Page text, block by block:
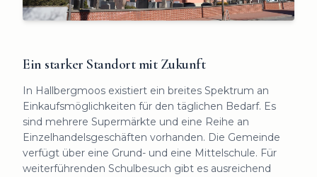
Ein starker Standort mit Zukunft
In Hallbergmoos existiert ein breites Spektrum an
Einkaufsmöglichkeiten für den täglichen Bedarf. Es
sind mehrere Supermärkte und eine Reihe an
Einzelhandelsgeschäften vorhanden. Die Gemeinde
verfügt über eine Grund- und eine Mittelschule. Für
weiterführenden Schulbesuch gibt es ausreichend